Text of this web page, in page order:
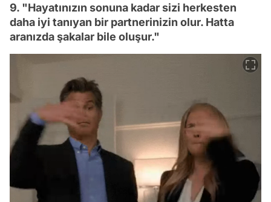
9. "Hayatınızın sonuna kadar sizi herkesten
daha iyi tanıyan bir partnerinizin olur. Hatta
aranızda şakalar bile oluşur."